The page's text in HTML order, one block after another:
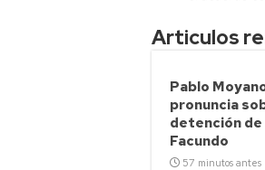
p
p
Articulos
Pablo
pronuncia
detención de
Facundo
57 minutos antes